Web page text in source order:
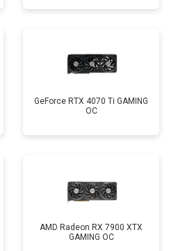
GeForce RTX 4070 Ti GAMING
OC
AMD Radeon RX 7900 XTX
GAMING OC